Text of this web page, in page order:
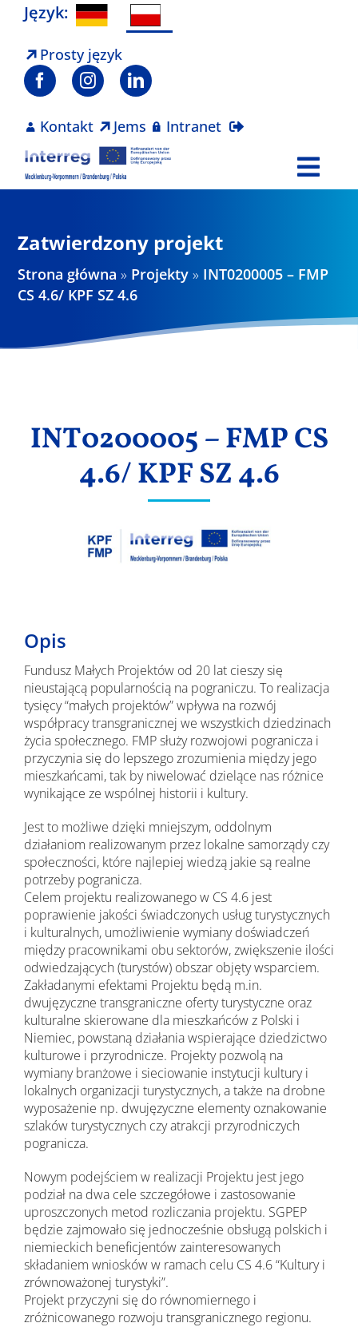
Skip
content
Język:
Prosty język
Kontakt Jems Intranet
Projekty
Zatwierdzony projekt
Strona główna » Projekty » INT0200005 – FMP
CS 4.6/ KPF SZ 4.6
INT0200005 – FMP CS
4.6/ KPF SZ 4.6
Opis
Fundusz Małych Projektów od 20 lat cieszy się
nieustającą popularnością na pograniczu. To realizacja
tysięcy “małych projektów” wpływa na rozwój
współpracy transgranicznej we wszystkich dziedzinach
życia społecznego. FMP służy rozwojowi pogranicza i
przyczynia się do lepszego zrozumienia między jego
mieszkańcami, tak by niwelować dzielące nas różnice
wynikające ze wspólnej historii i kultury.
Jest to możliwe dzięki mniejszym, oddolnym
działaniom realizowanym przez lokalne samorządy czy
społeczności, które najlepiej wiedzą jakie są realne
potrzeby pogranicza.
Celem projektu realizowanego w CS 4.6 jest
poprawienie jakości świadczonych usług turystycznych
i kulturalnych, umożliwienie wymiany doświadczeń
między pracownikami obu sektorów, zwiększenie ilości
odwiedzających (turystów) obszar objęty wsparciem.
Zakładanymi efektami Projektu będą m.in.
dwujęzyczne transgraniczne oferty turystyczne oraz
kulturalne skierowane dla mieszkańców z Polski i
Niemiec, powstaną działania wspierające dziedzictwo
kulturowe i przyrodnicze. Projekty pozwolą na
wymiany branżowe i sieciowanie instytucji kultury i
lokalnych organizacji turystycznych, a także na drobne
wyposażenie np. dwujęzyczne elementy oznakowanie
szlaków turystycznych czy atrakcji przyrodniczych
pogranicza.
Nowym podejściem w realizacji Projektu jest jego
podział na dwa cele szczegółowe i zastosowanie
uproszczonych metod rozliczania projektu. SGPEP
będzie zajmowało się jednocześnie obsługą polskich i
niemieckich beneficjentów zainteresowanych
składaniem wniosków w ramach celu CS 4.6 “Kultury i
zrównoważonej turystyki”.
Projekt przyczyni się do równomiernego i
zróżnicowanego rozwoju transgranicznego regionu.